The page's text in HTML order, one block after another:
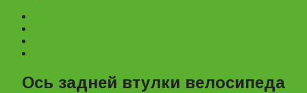
Ось задней втулки велосипеда